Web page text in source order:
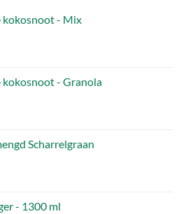
kokosnoot - Mix
kokosnoot - Granola
Scharrelgraan
- 1300 ml